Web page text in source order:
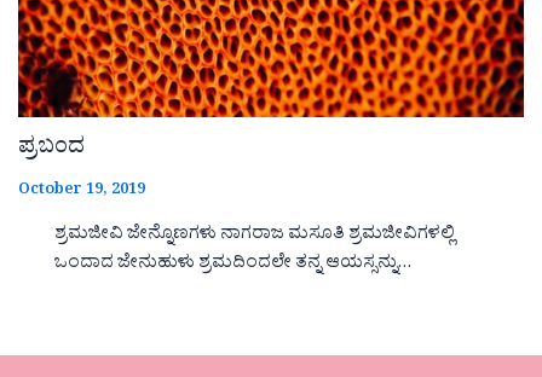
ಪ್ರಬಂದ
October 19, 2019
ಶ್ರಮಜೀವಿ ಜೇನ್ನೊಣಗಳು ನಾಗರಾಜ ಮಸೂತಿ ಶ್ರಮಜೀವಿಗಳಲ್ಲಿ
ಒಂದಾದ ಜೇನುಹುಳು ಶ್ರಮದಿಂದಲೇ ತನ್ನ ಆಯಸ್ಸನ್ನು…